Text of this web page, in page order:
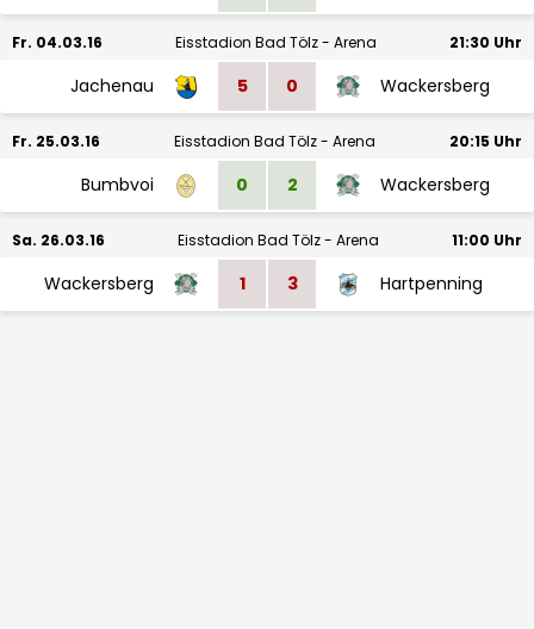
Fr. 04.03.16 Eisstadion Bad Tölz - Arena 21:30 Uhr
Jachenau 5 0 Wackersberg
Fr. 25.03.16 Eisstadion Bad Tölz - Arena 20:15 Uhr
Bumbvoi 0 2 Wackersberg
Sa. 26.03.16 Eisstadion Bad Tölz - Arena 11:00 Uhr
Wackersberg 1 3 Hartpenning